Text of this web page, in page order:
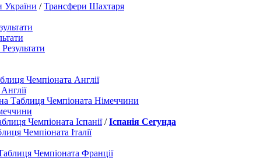
України /Трансфери Шахтаря
Чемпіоната Англії
Таблиця Чемпіоната Німеччини
Чемпіоната Іспанії/Іспанія Сегунда
Чемпіоната Італії
Чемпіоната Франції